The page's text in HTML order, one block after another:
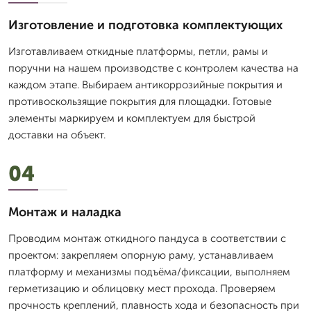
Изготовление и подготовка комплектующих
Изготавливаем откидные платформы, петли, рамы и
поручни на нашем производстве с контролем качества на
каждом этапе. Выбираем антикоррозийные покрытия и
противоскользящие покрытия для площадки. Готовые
элементы маркируем и комплектуем для быстрой
доставки на объект.
04
Монтаж и наладка
Проводим монтаж откидного пандуса в соответствии с
проектом: закрепляем опорную раму, устанавливаем
платформу и механизмы подъёма/фиксации, выполняем
герметизацию и облицовку мест прохода. Проверяем
прочность креплений, плавность хода и безопасность при